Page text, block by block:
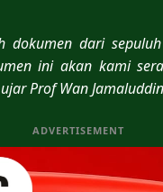
dokumen dari
ini akan kami
Prof Wan
ADVERTISEMENT